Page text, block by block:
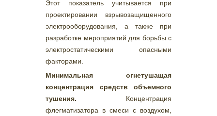
Этот показатель учитывается при
проектировании взрывозащищенного
электрооборудования, а также при
разработке мероприятий для борьбы с
электростатическими опасными
факторами.
Минимальная огнетушащая
концентрация средств объемного
тушения. Концентрация
флегматизатора в смеси с воздухом,